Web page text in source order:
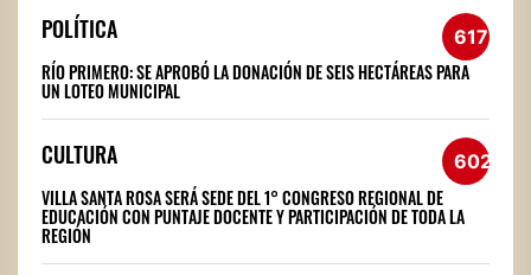
POLÍTICA 617
RÍO PRIMERO: SE APROBÓ LA DONACIÓN DE SEIS HECTÁREAS PARA
UN LOTEO MUNICIPAL
CULTURA 602
VILLA SANTA ROSA SERÁ SEDE DEL 1° CONGRESO REGIONAL DE
EDUCACIÓN CON PUNTAJE DOCENTE Y PARTICIPACIÓN DE TODA LA
REGIÓN